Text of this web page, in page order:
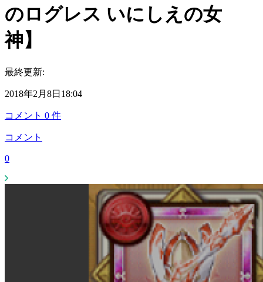
のログレス いにしえの女
神】
最終更新:
2018年2月8日18:04
コメント 0 件
コメント
0